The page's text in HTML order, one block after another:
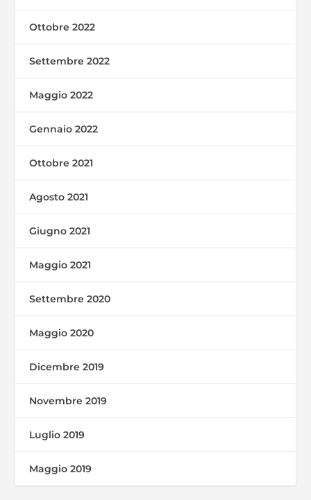
Ottobre 2022
Settembre 2022
Maggio 2022
Gennaio 2022
Ottobre 2021
Agosto 2021
Giugno 2021
Maggio 2021
Settembre 2020
Maggio 2020
Dicembre 2019
Novembre 2019
Luglio 2019
Maggio 2019